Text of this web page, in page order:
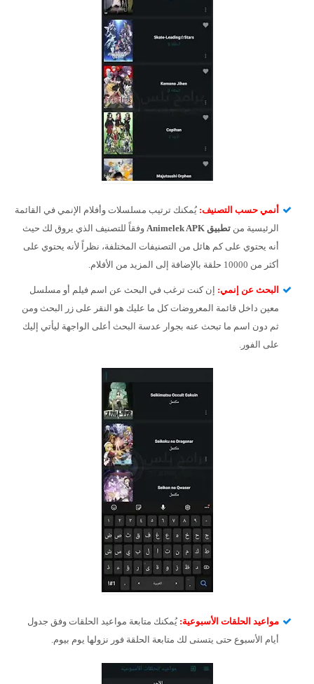
أنمي حسب التصنيف: يُمكنك ترتيب مسلسلات وأفلام الإنمي في القائمة
الرئيسية من تطبيق Animelek APK وفقاً للتصنيف الذي يروق لك حيث
أنه يحتوي على كم هائل من التصنيفات المختلفة، نظراً لأنه يحتوي على
أكثر من 10000 حلقة بالإضافة إلى المزيد من الأفلام.
البحث عن إنمي: إن كنت ترغب في البحث عن اسم فيلم أو مسلسل
معين داخل قائمة المعروضات كل ما عليك هو النقر على زر البحث ومن
ثم دون اسم ما تبحث عنه بجوار عدسة البحث أعلى الواجهة ليأتي إليك
على الفور.
مواعيد الحلقات الأسبوعية: يُمكنك متابعة مواعيد الحلقات وفق جدول
أيام الأسبوع حتى يتسنى لك متابعة الحلقة فور نزولها يوم بيوم.